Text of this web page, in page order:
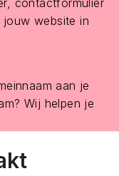
website in
aan je
Wij helpen je